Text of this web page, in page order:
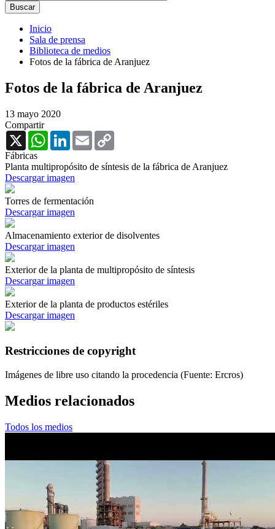
Inicio
Sala de prensa
Biblioteca de medios
Fotos de la fábrica de Aranjuez
Fotos de la fábrica de Aranjuez
13 mayo 2020
Compartir
X
WhatsAppLinkedInEmail
Fábricas
Planta multipropósito de síntesis de la fábrica de Aranjuez
Descargar imagen
Torres de fermentación
Descargar imagen
Almacenamiento exterior de disolventes
Descargar imagen
Exterior de la planta de multipropósito de síntesis
Descargar imagen
Exterior de la planta de productos estériles
Descargar imagen
Restricciones de copyright
Imágenes de libre uso citando la procedencia (Fuente: Ercros)
Medios relacionados
Todos los medios